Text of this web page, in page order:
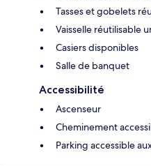
Tasses et gobelets
Vaisselle réutilisable
Casiers disponibles
Salle de banquet
Accessibilité
Ascenseur
Cheminement
Parking accessible